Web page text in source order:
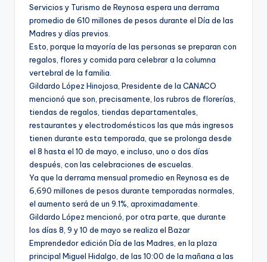
Servicios y Turismo de Reynosa espera una derrama
promedio de 610 millones de pesos durante el Día de las
Madres y días previos.
Esto, porque la mayoría de las personas se preparan con
regalos, flores y comida para celebrar a la columna
vertebral de la familia.
Gildardo López Hinojosa, Presidente de la CANACO
mencionó que son, precisamente, los rubros de florerías,
tiendas de regalos, tiendas departamentales,
restaurantes y electrodomésticos las que más ingresos
tienen durante esta temporada, que se prolonga desde
el 8 hasta el 10 de mayo, e incluso, uno o dos días
después, con las celebraciones de escuelas.
Ya que la derrama mensual promedio en Reynosa es de
6,690 millones de pesos durante temporadas normales,
el aumento será de un 9.1%, aproximadamente.
Gildardo López mencionó, por otra parte, que durante
los días 8, 9 y 10 de mayo se realiza el Bazar
Emprendedor edición Día de las Madres, en la plaza
principal Miguel Hidalgo, de las 10:00 de la mañana a las